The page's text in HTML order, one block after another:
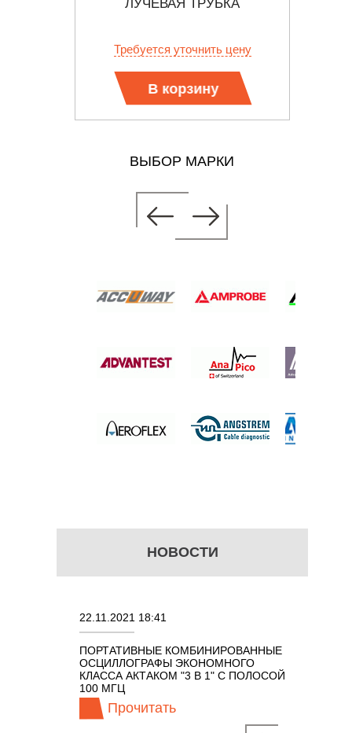
НОВОСТИ
22.11.2021 18:41
ПОРТАТИВНЫЕ КОМБИНИРОВАННЫЕ
ОСЦИЛЛОГРАФЫ ЭКОНОМНОГО
КЛАССА АКТАКОМ "3 В 1" С ПОЛОСОЙ
100 МГЦ
Прочитать
ЛУЧЕВАЯ ТРУБКА
Требуется уточнить цену
В корзину
ВЫБОР МАРКИ